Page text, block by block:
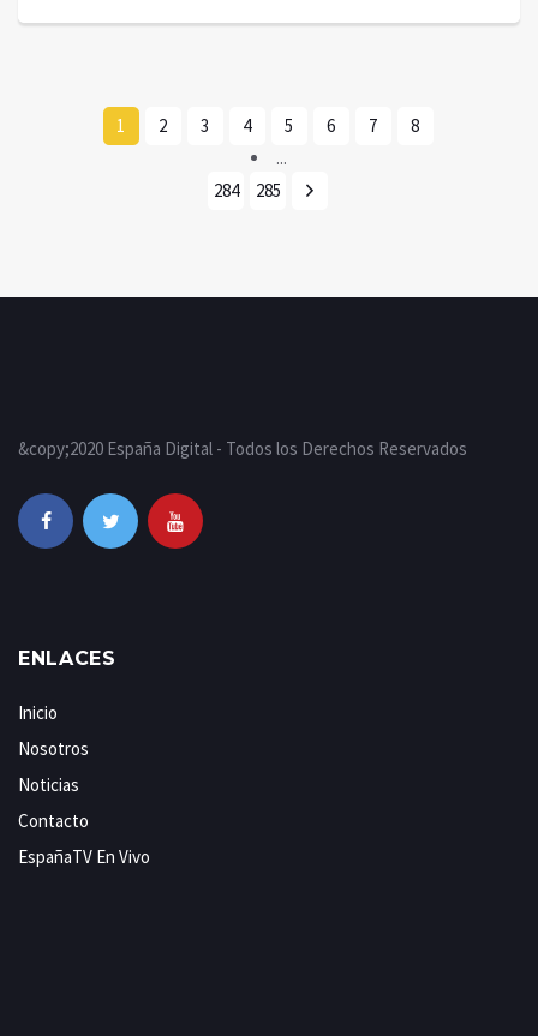
1 2 3 4 5 6 7
8
...
284
285
&copy;2020 España Digital - Todos los Derechos Reservados
ENLACES
Inicio
Nosotros
Noticias
Contacto
EspañaTV En Vivo